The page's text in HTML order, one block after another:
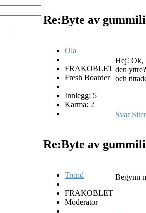
Re:Byte av
Ola
FRAKOBLET
Fresh Boarder
Innlegg: 5
Karma: 2
Hej! Ok,
den
och
Svar Siter
Re:Byte av
Trond
FRAKOBLET
Moderator
Begynn